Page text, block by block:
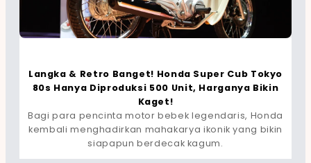
Langka & Retro Banget! Honda Super Cub Tokyo
80s Hanya Diproduksi 500 Unit, Harganya Bikin
Kaget!
Bagi para pencinta motor bebek legendaris, Honda
kembali menghadirkan mahakarya ikonik yang bikin
siapapun berdecak kagum.